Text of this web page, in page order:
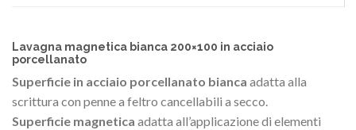
Lavagna magnetica bianca 200×100 in acciaio
porcellanato
Superficie in acciaio porcellanato bianca adatta alla
scrittura con penne a feltro cancellabili a secco.
Superficie magnetica adatta all’applicazione di elementi